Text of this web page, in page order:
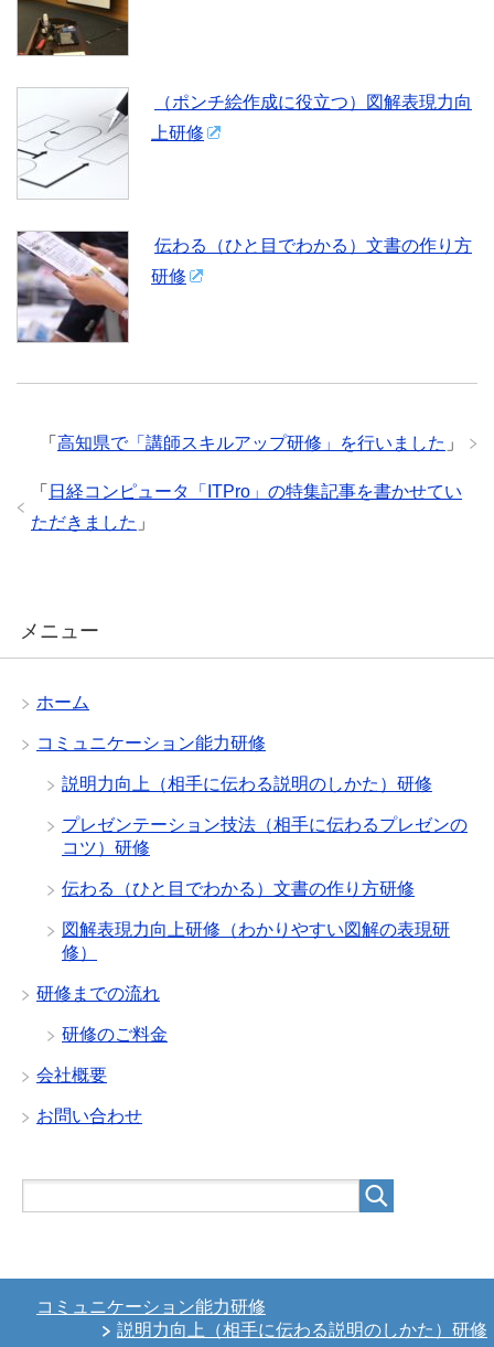
（ポンチ絵作成に役立つ）図解表現力向
上研修
伝わる（ひと目でわかる）文書の作り方
研修
「 高知県で「講師スキルアップ研修」を行いました 」
「 日経コンピュータ「ITPro」の特集記事を書かせてい
ただきました 」
メニュー
ホーム
コミュニケーション能力研修
説明力向上（相手に伝わる説明のしかた）研修
プレゼンテーション技法（相手に伝わるプレゼンの
コツ）研修
伝わる（ひと目でわかる）文書の作り方研修
図解表現力向上研修（わかりやすい図解の表現研
修）
研修までの流れ
研修のご料金
会社概要
お問い合わせ
コミュニケーション能力研修
説明力向上（相手に伝わる説明のしかた）研修